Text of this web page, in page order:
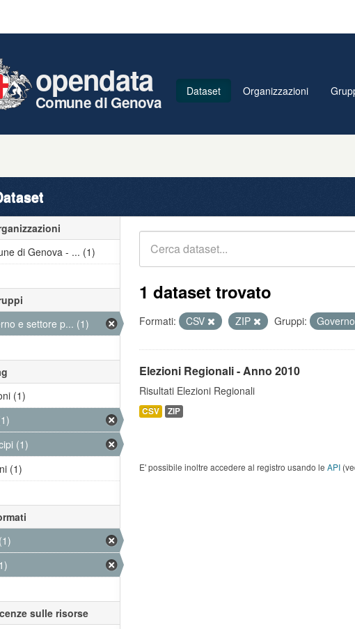
opendata
Comune di Genova
Dataset Organizzazioni
1 dataset trovato
Formati: CSV ZIP Gruppi:
Elezioni Regionali - Anno 2010
Risultati Elezioni Regionali
CSV ZIP
E' possibile inoltre accedere al registro usando le API
di Genova - ... (1)
e settore p... (1)
(1)
(1)
(1)
sulle risorse